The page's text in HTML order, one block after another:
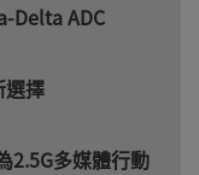
Delta ADC
選擇
2.5G多媒體行動